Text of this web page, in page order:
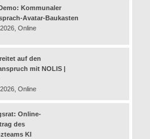
Kommunaler
Avatar-Baukasten
Online
auf den
mit NOLIS |
Online
Online-
des
KI